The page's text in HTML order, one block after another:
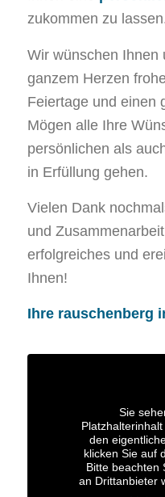
zukommen zu
Wir wünschen Ihnen
ganzem Herzen
Feiertage und einen
Mögen alle Ihre
persönlichen als
in Erfüllung gehen.
Vielen Dank
und
erfolgreiches und
Ihnen!
Ihre rauschenberg
Sie
Platzhalterinhalt
den
klicken Sie auf
Bitte beachten
an Drittanbieter